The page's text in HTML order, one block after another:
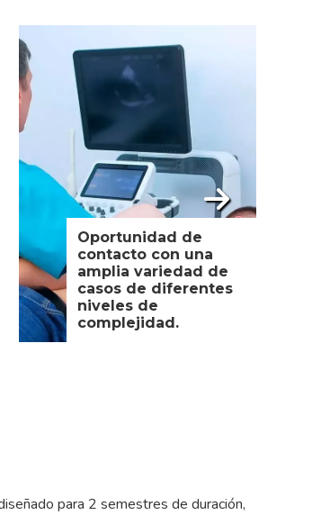
Oportunidad de
contacto con una
amplia variedad de
casos de diferentes
niveles de
complejidad.
para 2 semestres de duración,